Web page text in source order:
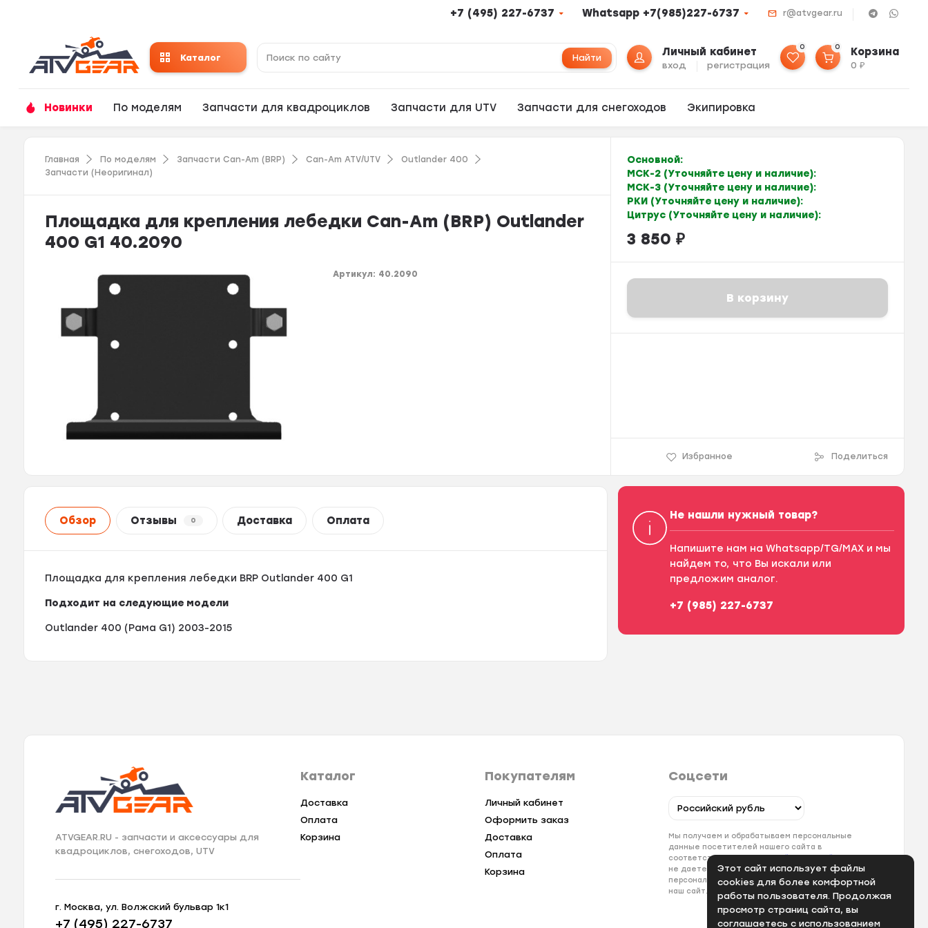
Этот сайт использует файлы
cookies для более комфортной
работы пользователя. Продолжая
просмотр страниц сайта, вы
соглашаетесь с использованием
+7 (495) 227-6737 Whatsapp +7(985)227-6737 r@atvgear.ru
Каталог Найти Личный кабинет
вход регистрация
0 0 Корзина
0₽
Новинки По моделям Запчасти для квадроциклов Запчасти для UTV Запчасти для снегоходов Экипировка
Главная По моделям Запчасти Can-Am (BRP) Can-Am ATV/UTV
Outlander 400
Запчасти (Неоригинал)
Площадка для крепления лебедки Can-Am (BRP) Outlander
400 G1 40.2090
Артикул: 40.2090
Основной:
МСК-2 (Уточняйте цену и наличие):
МСК-3 (Уточняйте цену и наличие):
РКИ (Уточняйте цену и наличие):
Цитрус (Уточняйте цену и наличие):
3 850 ₽
В корзину
Избранное Поделиться
Обзор Отзывы 0 Доставка Оплата
Площадка для крепления лебедки BRP Outlander 400 G1
Подходит на следующие модели
Outlander 400 (Рама G1) 2003-2015
Не нашли нужный товар?
Напишите нам на Whatsapp/TG/MAX и мы
найдем то, что Вы искали или
предложим аналог.
+7 (985) 227-6737
ATVGEAR.RU - запчасти и аксессуары для
квадроциклов, снегоходов, UTV
г. Москва, ул. Волжский бульвар 1к1
+7 (495) 227-6737
Каталог
Доставка
Оплата
Корзина
Покупателям
Личный кабинет
Оформить заказ
Доставка
Оплата
Корзина
Соцсети
Мы получаем и обрабатываем персональные
данные посетителей нашего сайта в
соответствии софициальной политикой. Если вы
не даете согласия на обработку своих
персональных данных, вам необходимо покинуть
наш сайт.